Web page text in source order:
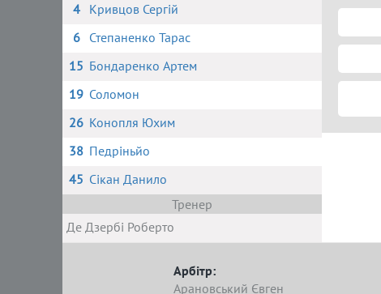
4
Кривцов Сергій
6
Степаненко Тарас
15 Бондаренко Артем
19 Соломон
26 Конопля Юхим
38 Педріньйо
45 Сікан Данило
Тренер
Де Дзербі Роберто
Арбітр:
Арановський Євген